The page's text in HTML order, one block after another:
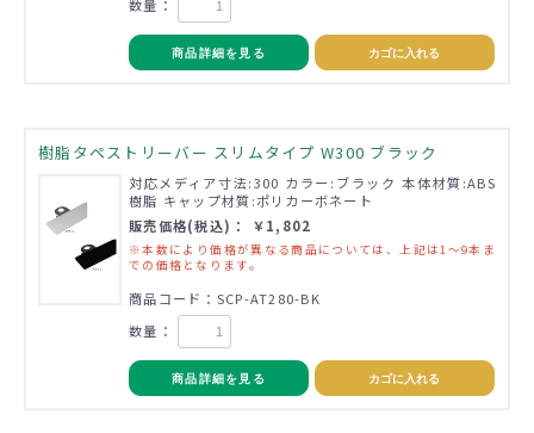
数量：
商品詳細を見る カゴに入れる
樹脂タペストリーバー スリムタイプ W300 ブラック
対応メディア寸法:300 カラー:ブラック 本体材質:ABS
樹脂 キャップ材質:ポリカーボネート
販売価格(税込)： ￥1,802
※本数により価格が異なる商品については、上記は1～9本ま
での価格となります。
商品コード：SCP-AT280-BK
数量：
商品詳細を見る カゴに入れる